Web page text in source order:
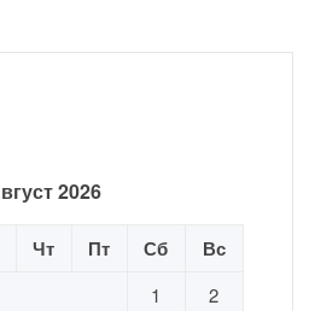
2026
Чт Пт Сб Вс
1
2